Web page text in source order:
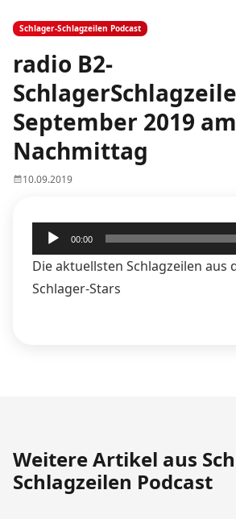
Schlager-Schlagzeilen Podcast
radio B2-
September 2019 am
Nachmittag
10.09.2019
Audio-
Player
00:00
Die aktuellsten Schlagzeilen aus
Schlager-Stars
Weitere Artikel aus
Schlagzeilen Podcast